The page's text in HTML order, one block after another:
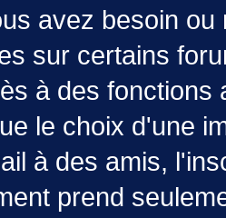
avez besoin
sur certains
à des fonctions
le choix d'une
à des amis,
prend